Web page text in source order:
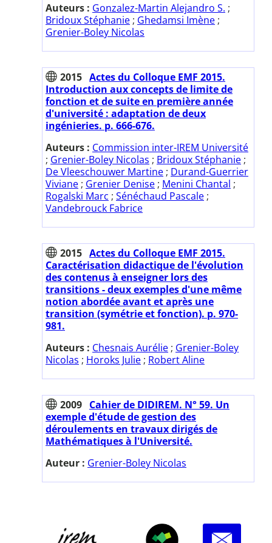
Auteurs : Gonzalez-Martin Alejandro S. ;
Bridoux Stéphanie ; Ghedamsi Imène ;
Grenier-Boley Nicolas
2015 Actes du Colloque EMF 2015.
Introduction aux concepts de limite de
fonction et de suite en première année
d'université : adaptation de deux
ingénieries. p. 666-676.
Auteurs : Commission inter-IREM Université
; Grenier-Boley Nicolas ; Bridoux Stéphanie ;
De Vleeschouwer Martine ; Durand-Guerrier
Viviane ; Grenier Denise ; Menini Chantal ;
Rogalski Marc ; Sénéchaud Pascale ;
Vandebrouck Fabrice
2015 Actes du Colloque EMF 2015.
Caractérisation didactique de l'évolution
des contenus à enseigner lors des
transitions - deux exemples d'une même
notion abordée avant et après une
transition (symétrie et fonction). p. 970-
981.
Auteurs : Chesnais Aurélie ; Grenier-Boley
Nicolas ; Horoks Julie ; Robert Aline
2009 Cahier de DIDIREM. N° 59. Un
exemple d'étude de gestion des
déroulements en travaux dirigés de
Mathématiques à l'Université.
Auteur : Grenier-Boley Nicolas